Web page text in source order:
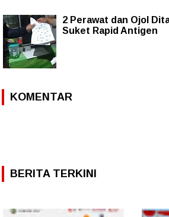
2 Perawat dan Ojol
Suket Rapid Antigen
KOMENTAR
BERITA TERKINI